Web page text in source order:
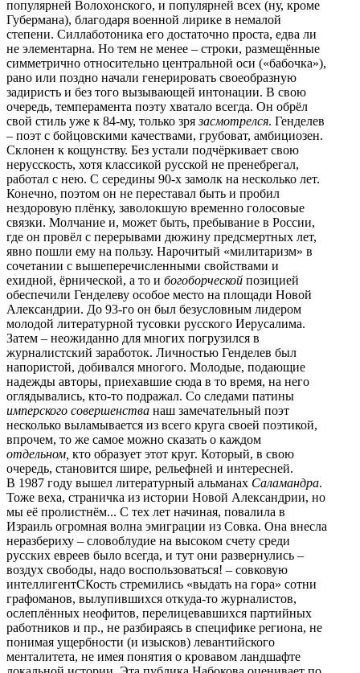
популярней Волохонского, и популярней всех (ну, кроме
Губермана), благодаря военной лирике в немалой
степени. Силлаботоника его достаточно проста, едва ли
не элементарна. Но тем не менее – строки, размещённые
симметрично относительно центральной оси («бабочка»),
рано или поздно начали генерировать своеобразную
задиристь и без того вызывающей интонации. В свою
очередь, темперамента поэту хватало всегда. Он обрёл
свой стиль уже к 84-му, только зрязасмотрелся. Генделев
– поэт с бойцовскими качествами, грубоват, амбициозен.
Склонен к кощунству. Без устали подчёркивает свою
нерусскость, хотя классикой русской не пренебрегал,
работал с нею. С середины 90-х замолк на несколько лет.
Конечно, поэтом он не переставал быть и пробил
нездоровую плёнку, заволокшую временно голосовые
связки. Молчание и, может быть, пребывание в России,
где он провёл с перерывами дюжину предсмертных лет,
явно пошли ему на пользу. Нарочитый «милитаризм» в
сочетании с вышеперечисленными свойствами и
ехидной, ёрнической, а то и богоборческой позицией
обеспечили Генделеву особое место на площади Новой
Александрии. До 93-го он был безусловным лидером
молодой литературной тусовки русского Иерусалима.
Затем – неожиданно для многих погрузился в
журналистский заработок. Личностью Генделев был
напористой, добивался многого. Молодые, подающие
надежды авторы, приехавшие сюда в то время, на него
оглядывались, кто-то подражал. Со следами патины
имперского совершенства наш замечательный поэт
несколько выламывается из всего круга своей поэтикой,
впрочем, то же самое можно сказать о каждом
отдельном, кто образует этот круг. Который, в свою
очередь, становится шире, рельефней и интересней.
В 1987 году вышел литературный альманах Саламандра.
Тоже веха, страничка из истории Новой Александрии, но
мы её пролистнём... С тех лет начиная, повалила в
Израиль огромная волна эмиграции из Совка. Она внесла
неразбериху – словоблудие на высоком счету среди
русских евреев было всегда, и тут они развернулись –
воздух свободы, надо воспользоваться! – совковую
интеллигентСКость стремились «выдать на гора» сотни
графоманов, вылупившихся откуда-то журналистов,
ослеплённых неофитов, перелицевавшихся партийных
работников и пр., не разбираясь в специфике региона, не
понимая ущербности (и изысков) левантийского
менталитета, не имея понятия о кровавом ландшафте